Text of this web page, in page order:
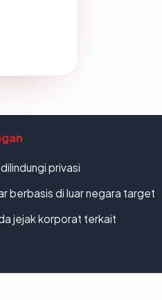
privasi
berbasis di luar negara target
jejak korporat terkait